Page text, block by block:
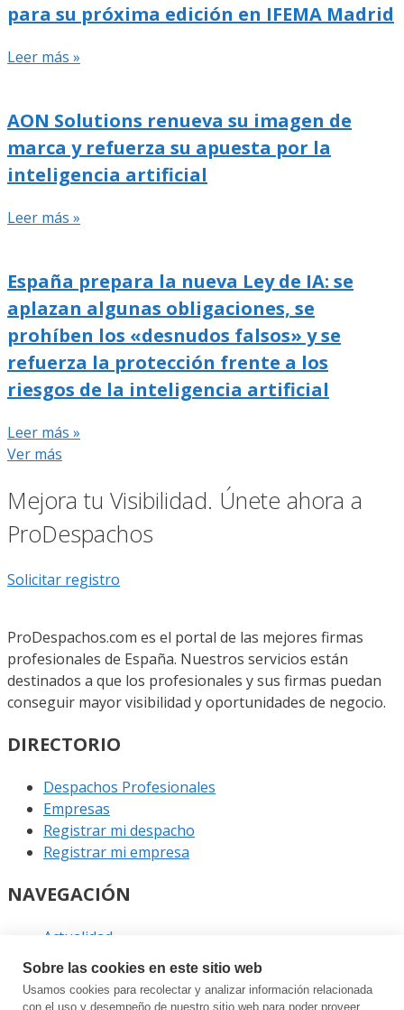
para su próxima edición en IFEMA Madrid
Leer más »
AON Solutions renueva su imagen de
marca y refuerza su apuesta por la
inteligencia artificial
Leer más »
España prepara la nueva Ley de IA: se
aplazan algunas obligaciones, se
prohíben los «desnudos falsos» y se
refuerza la protección frente a los
riesgos de la inteligencia artificial
Leer más »
Ver más
Mejora tu Visibilidad. Únete ahora a
ProDespachos
Solicitar registro
ProDespachos.com es el portal de las mejores firmas
profesionales de España. Nuestros servicios están
destinados a que los profesionales y sus firmas puedan
conseguir mayor visibilidad y oportunidades de negocio.
DIRECTORIO
Despachos Profesionales
Empresas
Registrar mi despacho
Registrar mi empresa
NAVEGACIÓN
Actualidad
Podcast
Entrevistas
Eventos
Sobre las cookies en este sitio web
Usamos cookies para recolectar y analizar información relacionada
con el uso y desempeño de nuestro sitio web para poder proveer